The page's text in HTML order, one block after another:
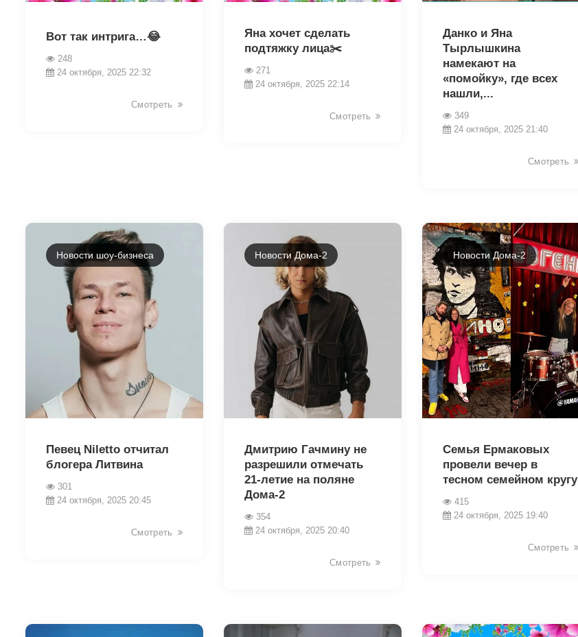
Вот так интрига…😂
248
24 октября, 2025 22:32
Смотреть
Яна хочет сделать
подтяжку лица✂️
271
24 октября, 2025 22:14
Смотреть
Данко и Яна
Тырлышкина
намекают на
«помойку», где всех
нашли,...
349
24 октября, 2025 21:40
Смотреть
Новости шоу-бизнеса
Певец Niletto отчитал
блогера Литвина
301
24 октября, 2025 20:45
Смотреть
Новости Дома-2
Дмитрию Гачмину не
разрешили отмечать
21-летие на поляне
Дома-2
354
24 октября, 2025 20:40
Смотреть
Новости Дома-2
Семья Ермаковых
провели вечер в
тесном семейном кругу
415
24 октября, 2025 19:40
Смотреть